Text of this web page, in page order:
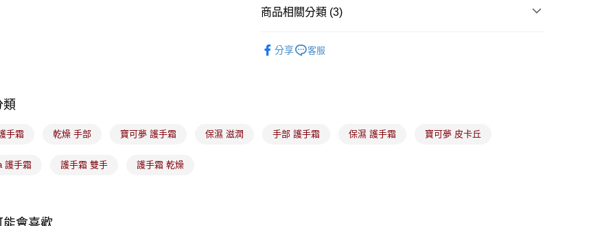
大哥付你分期
1.本服務由台灣大哥大提供，台灣大哥大用戶可立即使用無須另外申請。
無法說明評估內容。
ATM付款
每筆NT$100，滿NT$899(含以上)免運費
商品相關分類 (3)
分享 客服
類
手霜 乾燥 手部 寶可夢 護手霜 保濕 滋潤 手部 護手霜 保濕 護手霜 寶可夢 皮卡丘
護手霜 護手霜 雙手 護手霜 乾燥
能會喜歡